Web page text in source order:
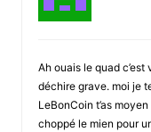
Ah ouais le quad c’est
déchire grave. moi je
LeBonCoin t’as
choppé le mien pour